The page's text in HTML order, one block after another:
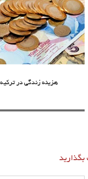
هزینه زندگی در ترکیه 2020
بگذارید